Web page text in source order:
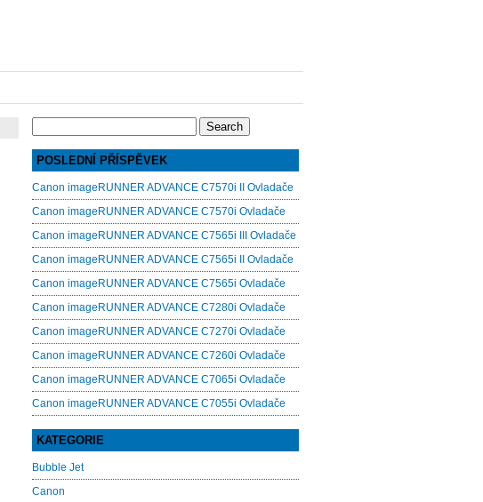
POSLEDNÍ PŘÍSPĚVEK
Canon imageRUNNER ADVANCE C7570i II Ovladače
Canon imageRUNNER ADVANCE C7570i Ovladače
Canon imageRUNNER ADVANCE C7565i III Ovladače
Canon imageRUNNER ADVANCE C7565i II Ovladače
Canon imageRUNNER ADVANCE C7565i Ovladače
Canon imageRUNNER ADVANCE C7280i Ovladače
Canon imageRUNNER ADVANCE C7270i Ovladače
Canon imageRUNNER ADVANCE C7260i Ovladače
Canon imageRUNNER ADVANCE C7065i Ovladače
Canon imageRUNNER ADVANCE C7055i Ovladače
KATEGORIE
Bubble Jet
Canon